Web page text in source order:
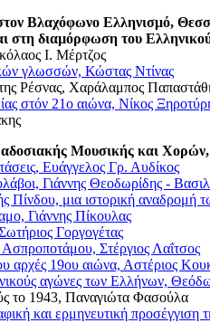
Βλαχόφωνο Ελληνισμό,
στη διαµόρφωση του
Ι. Μέρτζος
γλωσσών, Κώστας Ντίνας
Ρέσνας, Χαράλαμπος
στόν 21ο αιώνα, Νίκος
Μουσικής και Χορών,
Ευάγγελος Γρ. Αυδίκος
Γιάννης Θεοδωρίδης -
Πίνδου, μια ιστορική
Γιάννης Πίκουλας
Γοργογέτας
Στέργιος Λαΐτσος
αρχές 19ου αιώνα, Αστέριος
αγώνες των Ελλήνων,
το 1943, Παναγιώτα Φασούλα
και ερμηνευτική